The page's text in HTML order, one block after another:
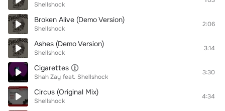
Shellshock
Broken Alive (Demo Version)
Shellshock
2:06
Ashes (Demo Version)
Shellshock
3:14
Cigarettes
Shah Zay feat. Shellshock
3:30
Circus (Original Mix)
Shellshock
4:34